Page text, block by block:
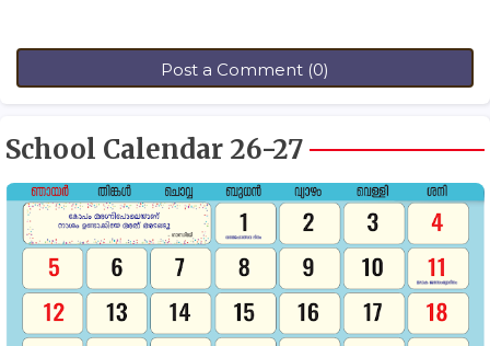
Post a Comment (0)
School Calendar 26-27